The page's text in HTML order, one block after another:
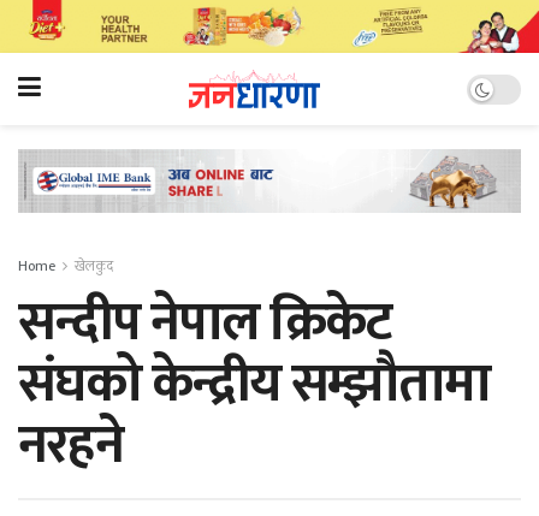
Home खेलकुद
सन्दीप नेपाल क्रिकेट
संघको केन्द्रीय सम्झौतामा
नरहने